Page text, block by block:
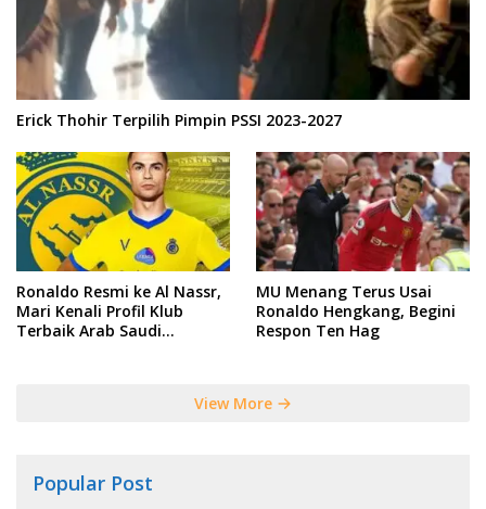
Erick Thohir Terpilih Pimpin PSSI 2023-2027
Ronaldo Resmi ke Al Nassr,
Mari Kenali Profil Klub
Terbaik Arab Saudi
MU Menang Terus Usai
Ronaldo Hengkang, Begini
Respon Ten Hag
View More
Popular Post